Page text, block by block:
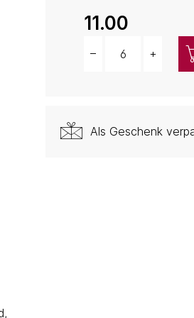
11.00
– +
Als Geschenk